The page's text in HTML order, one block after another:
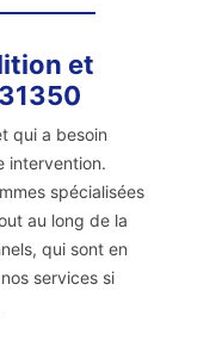
et
qui a besoin
intervention.
spécialisées
au long de la
qui sont en
services si